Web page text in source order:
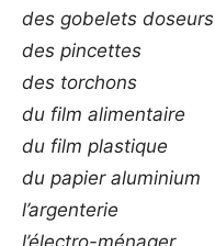
des gobelets doseurs
des pincettes
des torchons
du film alimentaire
du film plastique
du papier aluminium
l’argenterie